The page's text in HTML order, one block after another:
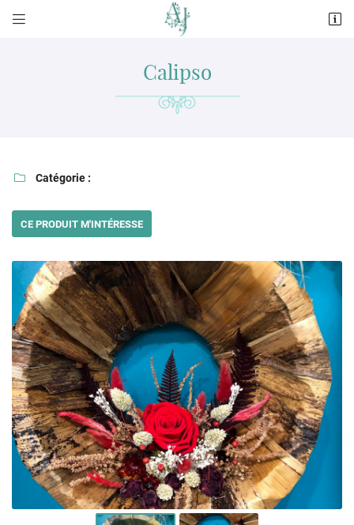
 
En cochant cette case, vous consentez à recevoir nos propositions commerciales à
l'adresse email indiqué ci-dessus. Vous pouvez vous désinscrire à tout moment en
utilisantle formulaire de désinscription
INSCRIPTION
Calipso
 Catégorie :
CE PRODUIT M'INTÉRESSE